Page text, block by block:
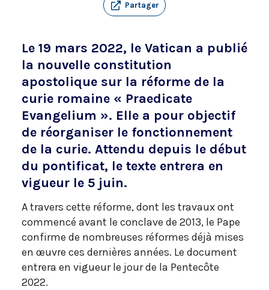
Partager
Le 19 mars 2022, le Vatican a publié
la nouvelle constitution
apostolique sur la réforme de la
curie romaine « Praedicate
Evangelium ». Elle a pour objectif
de réorganiser le fonctionnement
de la curie. Attendu depuis le début
du pontificat, le texte entrera en
vigueur le 5 juin.
A travers cette réforme, dont les travaux ont
commencé avant le conclave de 2013, le Pape
confirme de nombreuses réformes déjà mises
en œuvre ces dernières années. Le document
entrera en vigueur le jour de la Pentecôte
2022.